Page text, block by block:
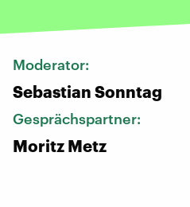
Moderator:
Sebastian Sonntag
Gesprächspartner:
Moritz Metz